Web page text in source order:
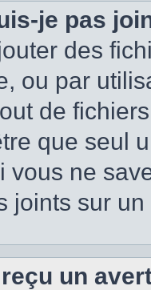
je pas
des
ou par
de
que seul
vous ne
joints sur un
un